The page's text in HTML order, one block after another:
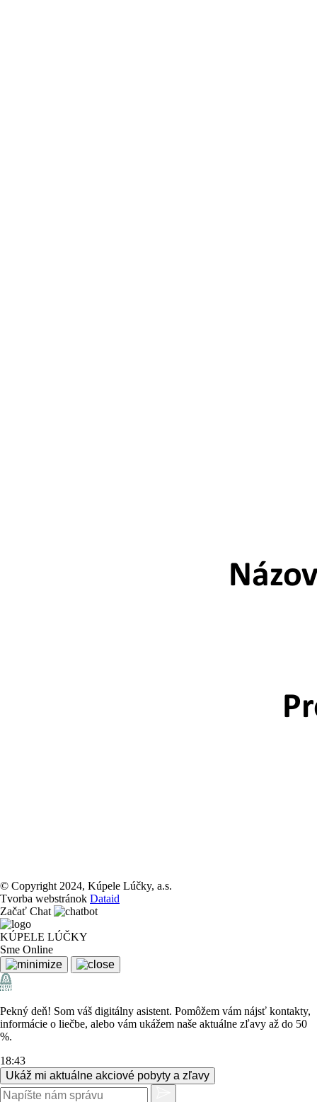
© Copyright 2024, Kúpele Lúčky, a.s.
Tvorba webstránok Dataid
Začať Chat
KÚPELE LÚČKY
Sme Online
Pekný deň! Som váš digitálny asistent. Pomôžem vám nájsť kontakty,
informácie o liečbe, alebo vám ukážem naše aktuálne zľavy až do 50
%.
18:43
Ukáž mi aktuálne akciové pobyty a zľavy